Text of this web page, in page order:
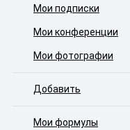
Мои подписки
Мои конференции
Мои фотографии
Добавить
Мои формулы